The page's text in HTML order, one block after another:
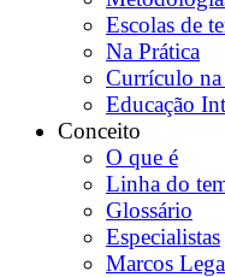
Escolas de
Na Prática
Currículo na
Educação
Conceito
O que é
Linha do
Glossário
Especialistas
Marcos